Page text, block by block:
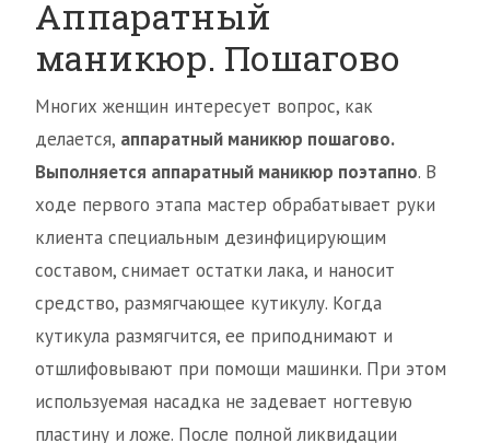
Аппаратный​
маникюр. Пошагово
Многих женщин интересует вопрос, как
делается, аппаратный маникюр пошагово.
Выполняется аппаратный маникюр поэтапно. В
ходе первого этапа мастер обрабатывает руки
клиента специальным дезинфицирующим
составом, снимает остатки лака, и наносит
средство, размягчающее кутикулу. Когда
кутикула размягчится, ее приподнимают и
отшлифовывают при помощи машинки. При этом
используемая насадка не задевает ногтевую
пластину и ложе. После полной ликвидации